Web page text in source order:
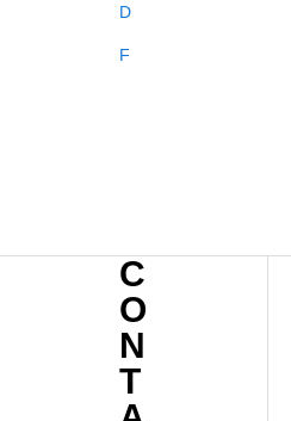
D
F
C
O
N
T